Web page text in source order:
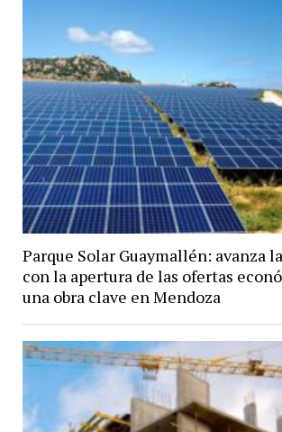
Parque Solar Guaymallén: avanza
con la apertura de las ofertas
una obra clave en Mendoza